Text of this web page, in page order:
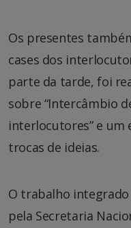
Os presentes
cases dos
parte da tarde, foi
sobre “Intercâmbio
interlocutores” e um
trocas de ideias.
O trabalho
pela Secretaria